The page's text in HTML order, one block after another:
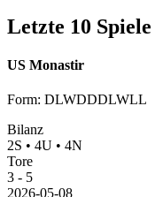
Letzte 10 Spiele
US Monastir
Form: DLWDDDLWLL
Bilanz
2S • 4U • 4N
Tore
3 - 5
2026-05-08